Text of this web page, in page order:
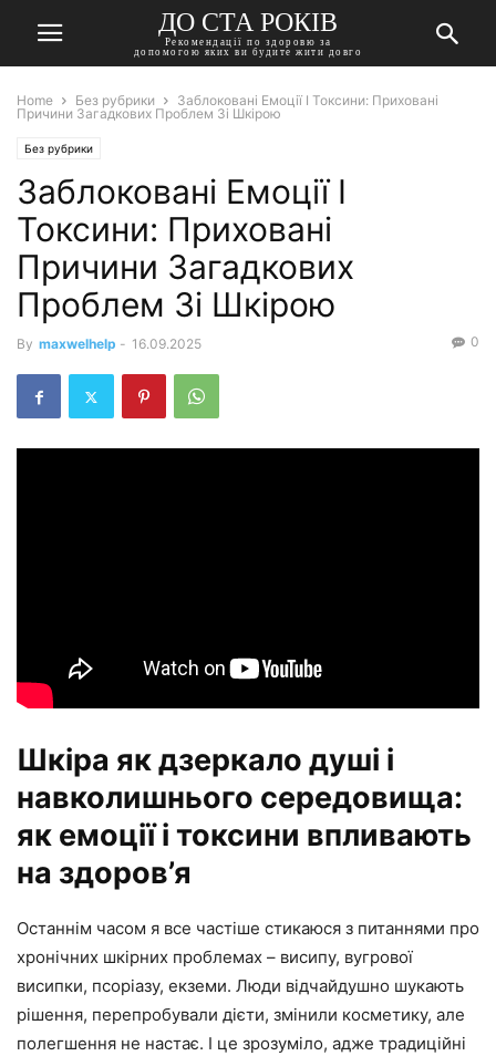
ДО СТА РОКІВ
Рекомендації по здоровю за
допомогою яких ви будите жити довго
Home Без рубрики
Заблоковані Емоції І Токсини: Приховані
Причини Загадкових Проблем Зі Шкірою
Без рубрики
Заблоковані Емоції І
Токсини: Приховані
Причини Загадкових
Проблем Зі Шкірою
By maxwelhelp - 16.09.2025 0
Шкіра як дзеркало душі і
навколишнього середовища:
як емоції і токсини впливають
на здоров’я
Останнім часом я все частіше стикаюся з питаннями про
хронічних шкірних проблемах – висипу, вугрової
висипки, псоріазу, екземи. Люди відчайдушно шукають
рішення, перепробували дієти, змінили косметику, але
полегшення не настає. І це зрозуміло, адже традиційні